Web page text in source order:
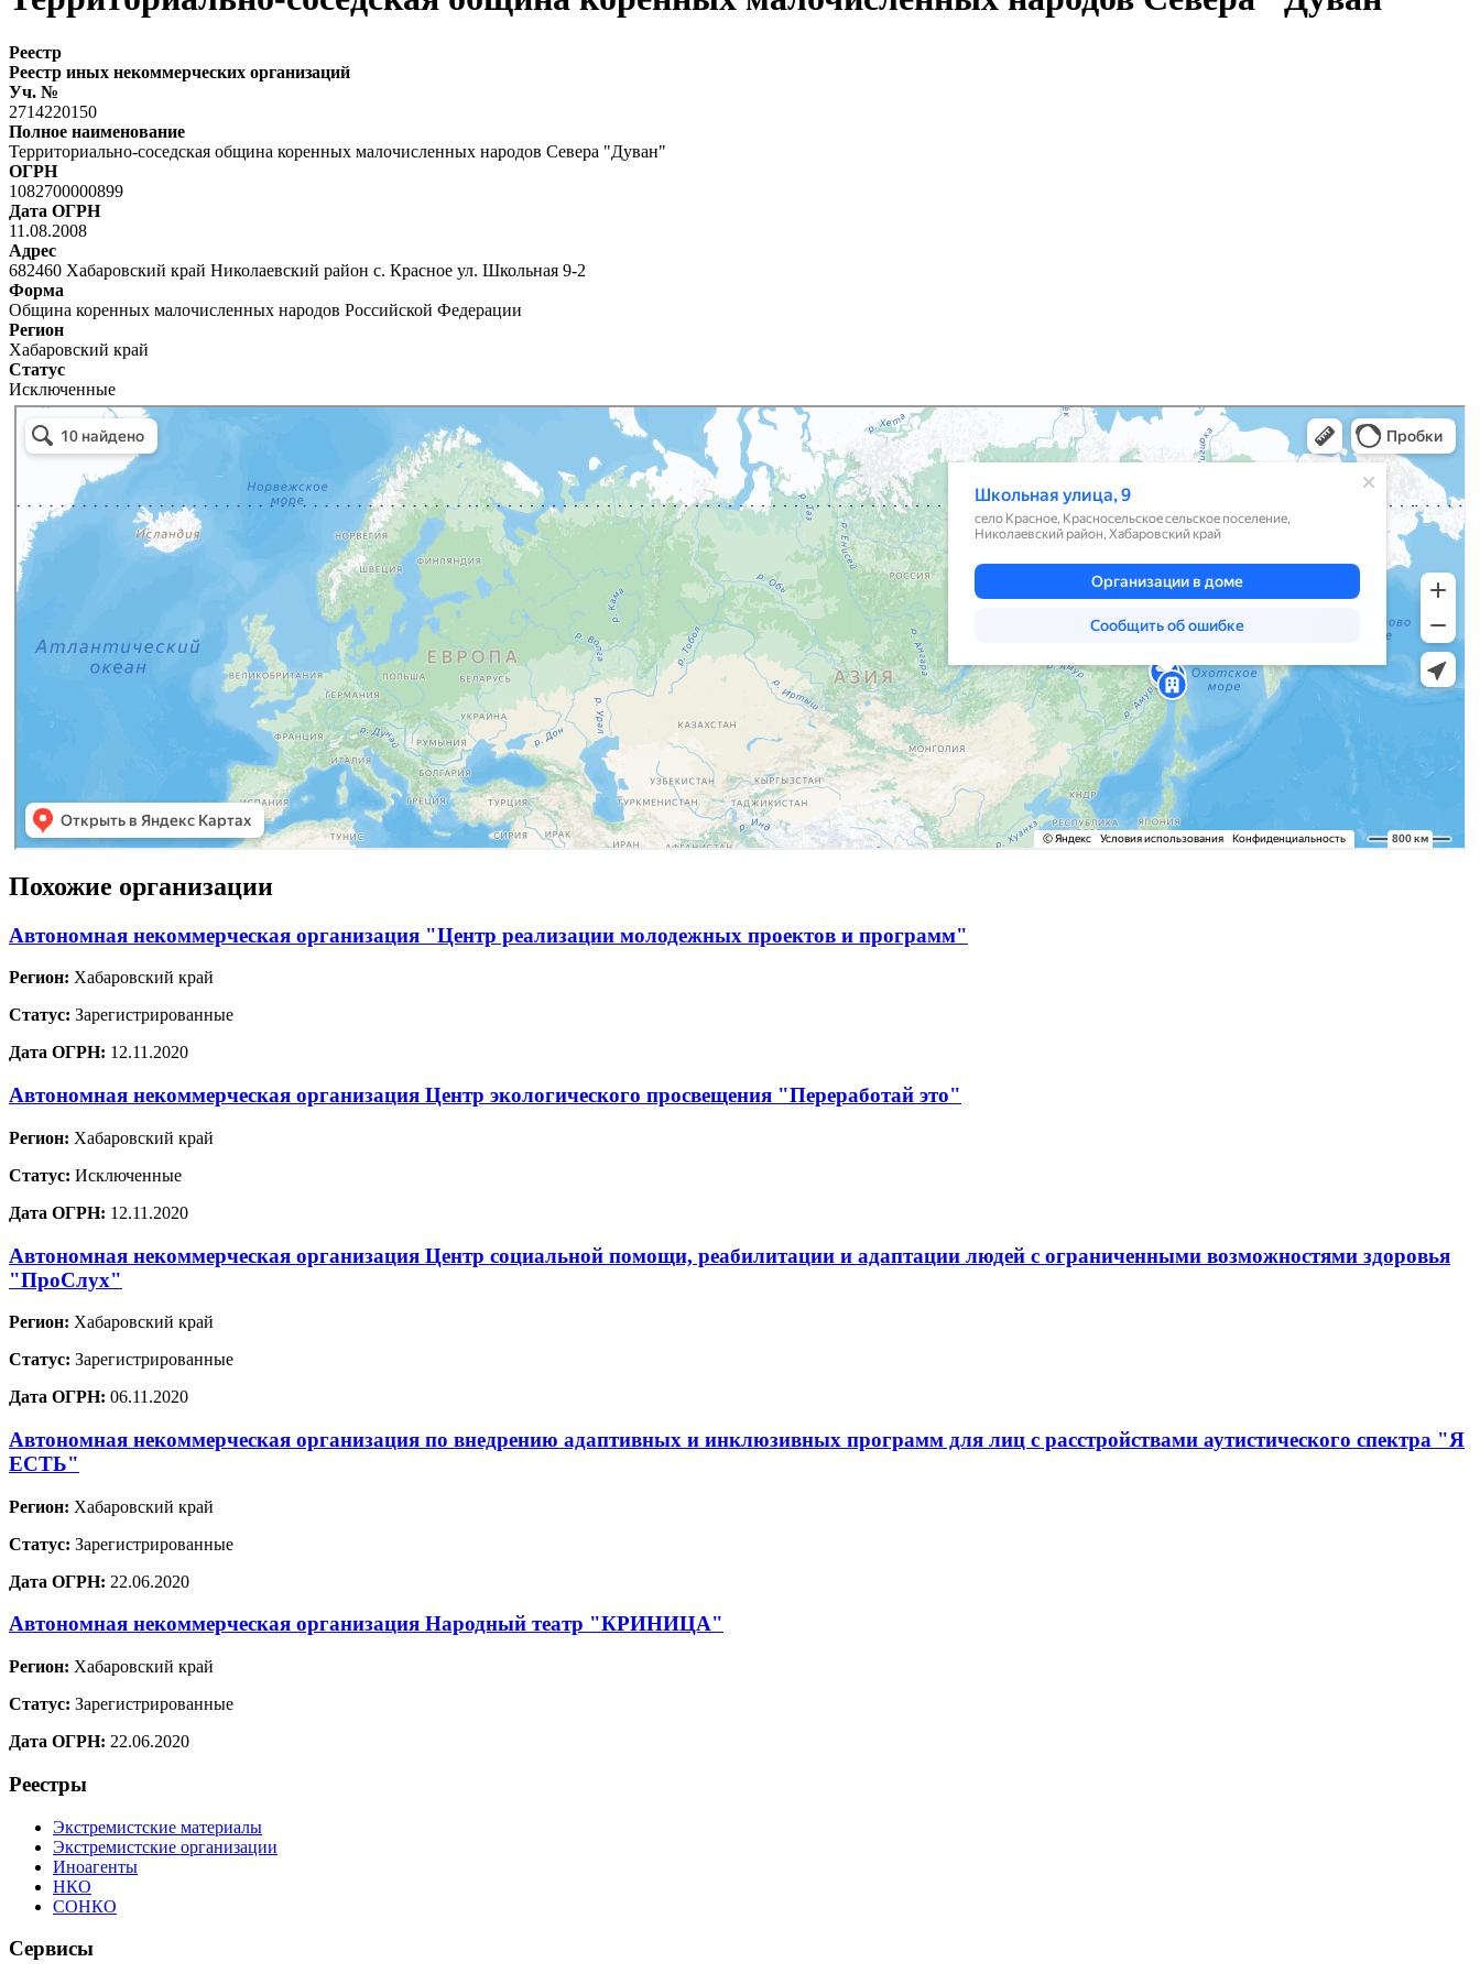
Реестр
Реестр иных некоммерческих организаций
Уч. №
2714220150
Полное наименование
Территориально-соседская община коренных малочисленных народов Севера "Дуван"
ОГРН
1082700000899
Дата ОГРН
11.08.2008
Адрес
682460 Хабаровский край Николаевский район с. Красное ул. Школьная 9-2
Форма
Община коренных малочисленных народов Российской Федерации
Регион
Хабаровский край
Статус
Исключенные
Похожие организации
Автономная некоммерческая организация "Центр реализации молодежных проектов и программ"
Регион: Хабаровский край
Статус: Зарегистрированные
Дата ОГРН: 12.11.2020
Автономная некоммерческая организация Центр экологического просвещения "Переработай это"
Регион: Хабаровский край
Статус: Исключенные
Дата ОГРН: 12.11.2020
Автономная некоммерческая организация Центр социальной помощи, реабилитации и адаптации людей с ограниченными возможностями здоровья
"ПроСлух"
Регион: Хабаровский край
Статус: Зарегистрированные
Дата ОГРН: 06.11.2020
Автономная некоммерческая организация по внедрению адаптивных и инклюзивных программ для лиц с расстройствами аутистического спектра "Я
ЕСТЬ"
Регион: Хабаровский край
Статус: Зарегистрированные
Дата ОГРН: 22.06.2020
Автономная некоммерческая организация Народный театр "КРИНИЦА"
Регион: Хабаровский край
Статус: Зарегистрированные
Дата ОГРН: 22.06.2020
Реестры
Экстремистские материалы
Экстремистские организации
Иноагенты
НКО
СОНКО
Сервисы